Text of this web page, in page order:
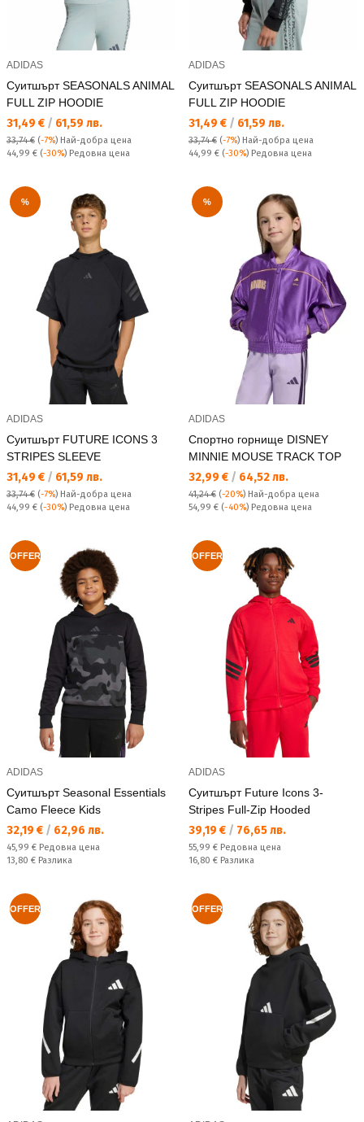
ADIDAS
Суитшърт SEASONALS ANIMAL
FULL ZIP HOODIE
Текуща цена:
31,49 € / 61,59 лв.
33,74 € (-7%) Най-добра цена
Редовна цена:
44,99 € (-30%) Редовна цена
ADIDAS
Суитшърт SEASONALS ANIMAL
FULL ZIP HOODIE
Текуща цена:
31,49 € / 61,59 лв.
33,74 € (-7%) Най-добра цена
Редовна цена:
44,99 € (-30%) Редовна цена
%
ADIDAS
Суитшърт FUTURE ICONS 3
STRIPES SLEEVE
Текуща цена:
31,49 € / 61,59 лв.
33,74 € (-7%) Най-добра цена
Редовна цена:
44,99 € (-30%) Редовна цена
%
ADIDAS
Спортно горнище DISNEY
MINNIE MOUSE TRACK TOP
Текуща цена:
32,99 € / 64,52 лв.
41,24 € (-20%) Най-добра цена
Редовна цена:
54,99 € (-40%) Редовна цена
OFFER
ADIDAS
Суитшърт Seasonal Essentials
Camo Fleece Kids
Текуща цена:
32,19 € / 62,96 лв.
Редовна цена:
45,99 € Редовна цена
Спестявате:
13,80 € Разлика
OFFER
ADIDAS
Суитшърт Future Icons 3-
Stripes Full-Zip Hooded
Текуща цена:
39,19 € / 76,65 лв.
Редовна цена:
55,99 € Редовна цена
Спестявате:
16,80 € Разлика
OFFER OFFER